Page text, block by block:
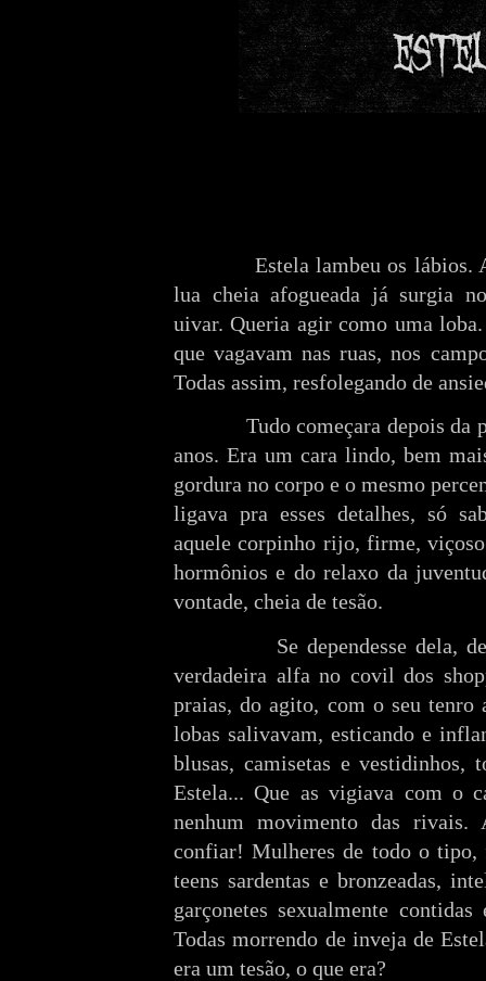
Estela lambeu os lábios.
lua cheia afogueada já surgia
uivar. Queria agir como uma
que vagavam nas ruas, nos
Todas assim, resfolegando de
Tudo começara depois da
anos. Era um cara lindo, bem
gordura no corpo e o mesmo
ligava pra esses detalhes, só
aquele corpinho rijo, firme,
hormônios e do relaxo da
vontade, cheia de tesão.
Se dependesse dela,
verdadeira alfa no covil dos
praias, do agito, com o seu tenro
lobas salivavam, esticando e
blusas, camisetas e vestidinhos,
Estela... Que as vigiava com o
nenhum movimento das
confiar! Mulheres de todo o tipo,
teens sardentas e bronzeadas,
garçonetes sexualmente
Todas morrendo de inveja de
era um tesão, o que era?